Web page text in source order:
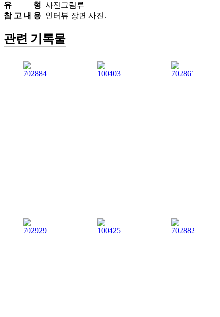
유 형 사진그림류
참 고 내 용 인터뷰 장면 사진.
관련 기록물